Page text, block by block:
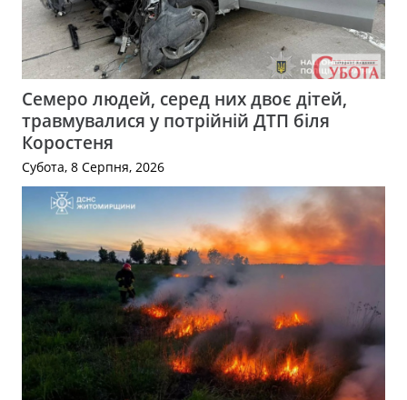
Семеро людей, серед них двоє дітей,
травмувалися у потрійній ДТП біля
Коростеня
Субота, 8 Серпня, 2026